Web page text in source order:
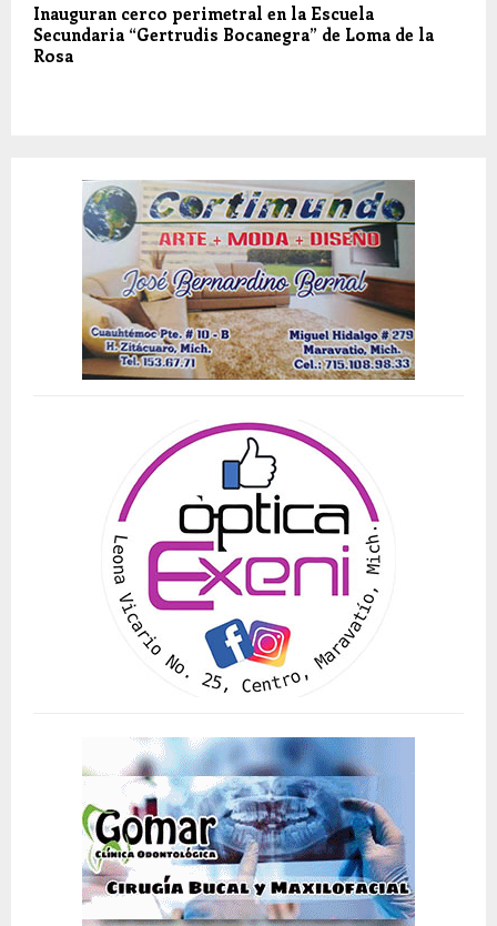
Inauguran cerco perimetral en la Escuela
Secundaria “Gertrudis Bocanegra” de Loma de la
Rosa